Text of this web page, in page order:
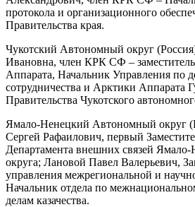
протокола и организационного
Правительства края.
Чукотский Автономный округ
Ивановна, член КРК СФ – заместитель
Аппарата, Начальник Управления по
сотрудничества и Арктики Аппарата
Правительства Чукотского
Ямало-Ненецкий Автономный округ
Сергей Рафаилович, первый
Департамента внешних связей
округа; Лановой Павел Валерьевич,
управления межрегиональной и
Начальник отдела по
делам казачества.